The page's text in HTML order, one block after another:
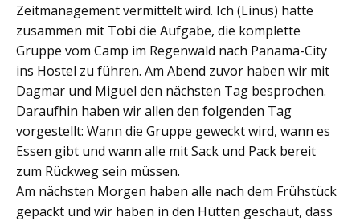
Zeitmanagement vermittelt wird. Ich (Linus) hatte
zusammen mit Tobi die Aufgabe, die komplette
Gruppe vom Camp im Regenwald nach Panama-City
ins Hostel zu führen. Am Abend zuvor haben wir mit
Dagmar und Miguel den nächsten Tag besprochen.
Daraufhin haben wir allen den folgenden Tag
vorgestellt: Wann die Gruppe geweckt wird, wann es
Essen gibt und wann alle mit Sack und Pack bereit
zum Rückweg sein müssen.
Am nächsten Morgen haben alle nach dem Frühstück
gepackt und wir haben in den Hütten geschaut, dass